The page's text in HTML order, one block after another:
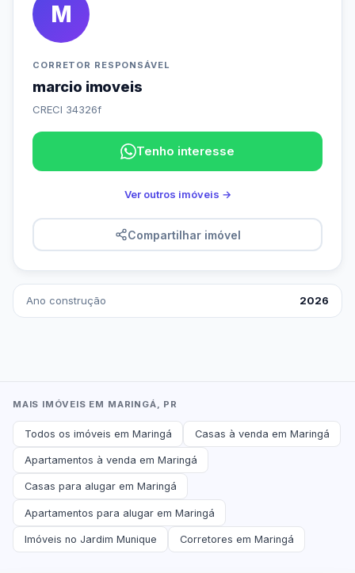
M
CORRETOR RESPONSÁVEL
marcio imoveis
CRECI 34326f
Tenho interesse
Ver outros imóveis →
Compartilhar imóvel
Ano construção 2026
MAIS IMÓVEIS EM MARINGÁ, PR
Todos os imóveis em Maringá Casas à venda em Maringá
Apartamentos à venda em Maringá
Casas para alugar em Maringá
Apartamentos para alugar em Maringá
Imóveis no Jardim Munique Corretores em Maringá